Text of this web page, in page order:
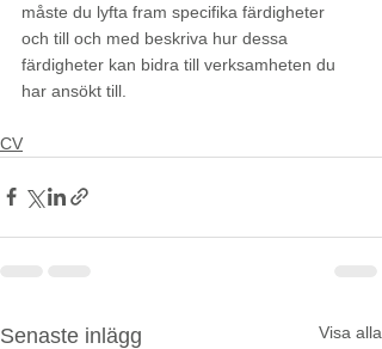
måste du lyfta fram specifika färdigheter
och till och med beskriva hur dessa
färdigheter kan bidra till verksamheten du
har ansökt till.
CV
Senaste inlägg Visa alla